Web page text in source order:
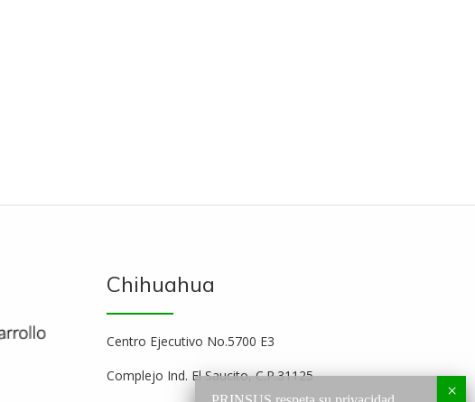
Chihuahua
Centro Ejecutivo No.5700 E3
Complejo Ind. El Saucito, C.P.31125